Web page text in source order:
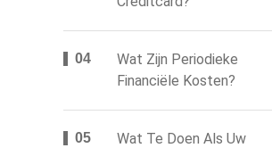
Wat Zijn Periodieke
Financiële Kosten?
Wat Te Doen Als Uw